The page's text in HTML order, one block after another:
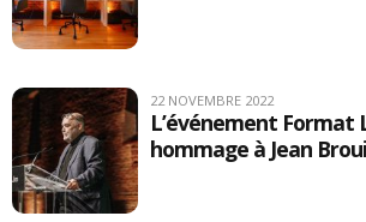
22 NOVEMBRE 2022
L’événement Format
hommage à Jean